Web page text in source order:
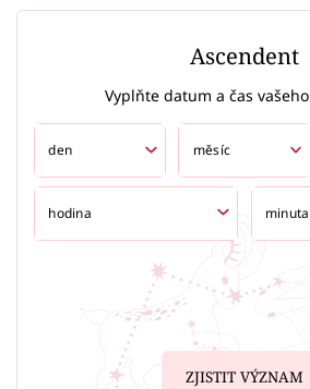
Ascendent
Vyplňte datum a čas
ZJISTIT VÝZNAM